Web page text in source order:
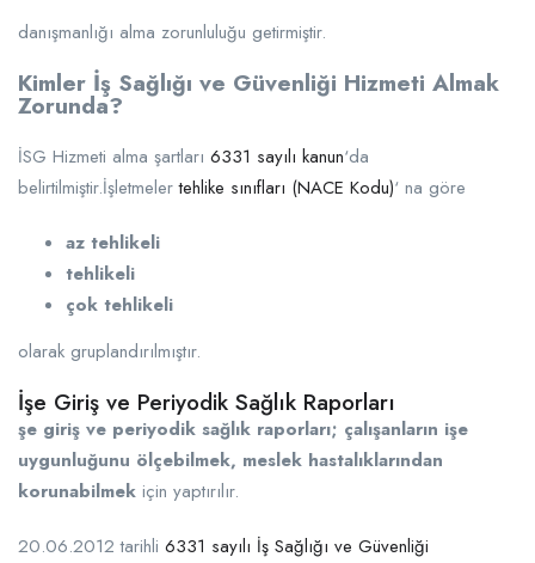
danışmanlığı alma zorunluluğu getirmiştir.
Kimler İş Sağlığı ve Güvenliği Hizmeti Almak
Zorunda?
İSG Hizmeti alma şartları 6331 sayılı kanun‘da
belirtilmiştir.İşletmelertehlike sınıfları (NACE Kodu)‘ na göre
az tehlikeli
tehlikeli
çok tehlikeli
olarak gruplandırılmıştır.
İşe Giriş ve Periyodik Sağlık Raporları
şe giriş ve periyodik sağlık raporları; çalışanların işe
uygunluğunu ölçebilmek, meslek hastalıklarından
korunabilmek için yaptırılır.
20.06.2012 tarihli 6331 sayılı İş Sağlığı ve Güvenliği